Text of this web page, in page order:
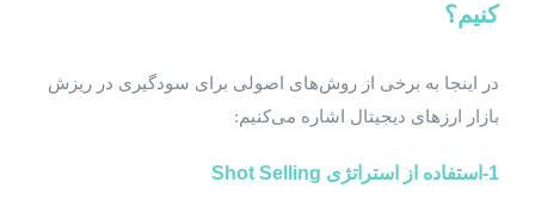
کنیم؟
در اینجا به برخی از روش‌های اصولی برای سودگیری در ریزش
بازار ارزهای دیجیتال اشاره می‌کنیم:
1-استفاده از استراتژی Shot Selling